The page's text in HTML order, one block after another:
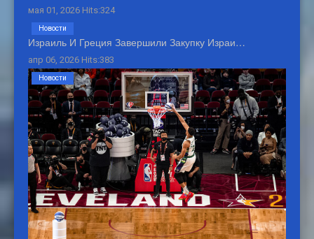
мая 01, 2026 Hits:324
Израиль И Греция Завершили Закупку Израи…
апр 06, 2026 Hits:383
Новости
Новости